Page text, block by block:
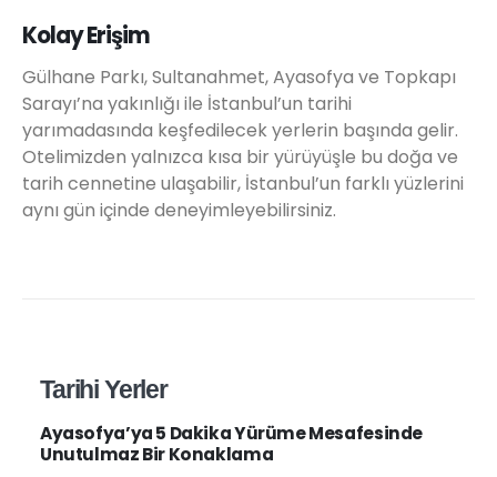
Kolay Erişim
Gülhane Parkı, Sultanahmet, Ayasofya ve Topkapı
Sarayı’na yakınlığı ile İstanbul’un tarihi
yarımadasında keşfedilecek yerlerin başında gelir.
Otelimizden yalnızca kısa bir yürüyüşle bu doğa ve
tarih cennetine ulaşabilir, İstanbul’un farklı yüzlerini
aynı gün içinde deneyimleyebilirsiniz.
Tarihi Yerler
Ayasofya’ya 5 Dakika Yürüme Mesafesinde
Unutulmaz Bir Konaklama